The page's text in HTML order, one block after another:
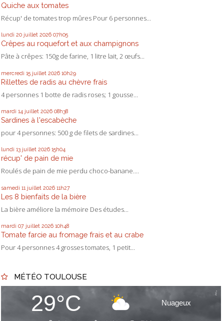
Quiche aux tomates
Récup' de tomates trop mûres Pour 6 personnes...
lundi 20 juillet 2026 07h05
Crêpes au roquefort et aux champignons
Pâte à crêpes: 150g de farine, 1 litre lait, 2 œufs...
mercredi 15 juillet 2026 10h29
Rillettes de radis au chèvre frais
4 personnes 1 botte de radis roses; 1 gousse...
mardi 14 juillet 2026 08h38
Sardines à l'escabèche
pour 4 personnes: 500 g de filets de sardines...
lundi 13 juillet 2026 15h04
récup' de pain de mie
Roulés de pain de mie perdu choco-banane....
samedi 11 juillet 2026 11h27
Les 8 bienfaits de la bière
La bière améliore la mémoire Des études...
mardi 07 juillet 2026 10h48
Tomate farcie au fromage frais et au crabe
Pour 4 personnes 4 grosses tomates, 1 petit...
MÉTÉO TOULOUSE
29°C Nuageux